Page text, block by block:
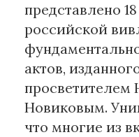
представлено
российской
актов,
просветителем
Новиковым.
что многие из